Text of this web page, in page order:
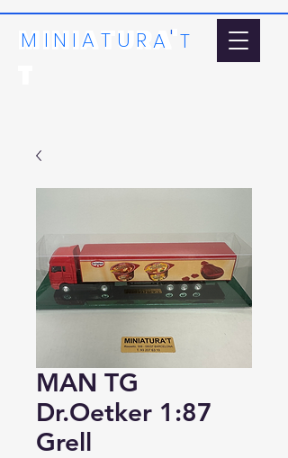
MINIATURA'
MINIAT URA T
'
MAN TG
Dr.Oetker 1:87
Grell